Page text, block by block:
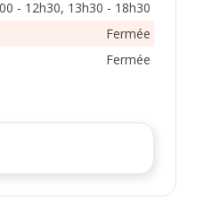
- 12h30, 13h30 - 18h30
Fermée
Fermée